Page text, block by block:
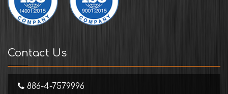
Contact Us
886-4-7579996